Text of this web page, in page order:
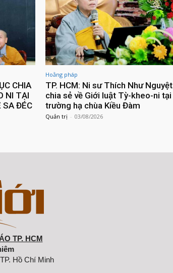
CHIA
NI TẠI
SA ĐÉC
Hoằng pháp
TP. HCM: Ni sư Thích Như Nguyệt
chia sẻ về Giới luật Tỳ-kheo-ni tại
trường hạ chùa Kiều Đàm
Quản trị - 03/08/2026
TP. HCM
Hồ Chí Minh